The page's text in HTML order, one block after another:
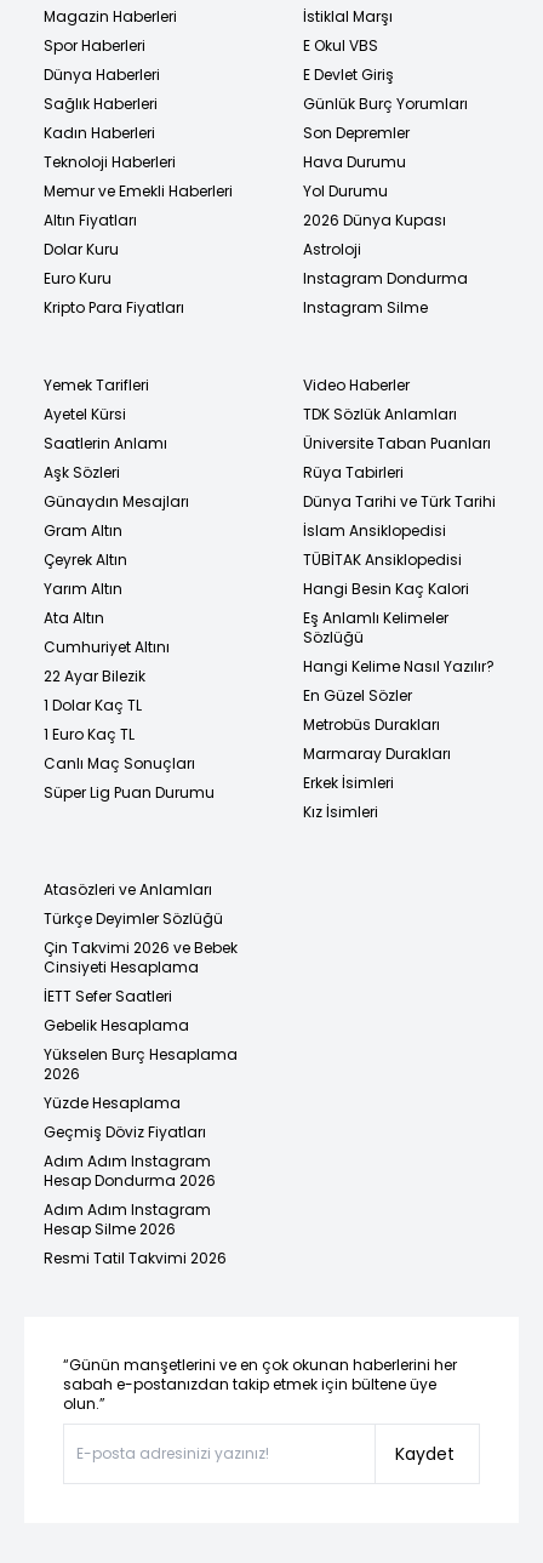
Magazin Haberleri
Spor Haberleri
Dünya Haberleri
Sağlık Haberleri
Kadın Haberleri
Teknoloji Haberleri
Memur ve Emekli Haberleri
Altın Fiyatları
Dolar Kuru
Euro Kuru
Kripto Para Fiyatları
İstiklal Marşı
E Okul VBS
E Devlet Giriş
Günlük Burç Yorumları
Son Depremler
Hava Durumu
Yol Durumu
2026 Dünya Kupası
Astroloji
Instagram Dondurma
Instagram Silme
Yemek Tarifleri
Ayetel Kürsi
Saatlerin Anlamı
Aşk Sözleri
Günaydın Mesajları
Gram Altın
Çeyrek Altın
Yarım Altın
Ata Altın
Cumhuriyet Altını
22 Ayar Bilezik
1 Dolar Kaç TL
1 Euro Kaç TL
Canlı Maç Sonuçları
Süper Lig Puan Durumu
Video Haberler
TDK Sözlük Anlamları
Üniversite Taban Puanları
Rüya Tabirleri
Dünya Tarihi ve Türk Tarihi
İslam Ansiklopedisi
TÜBİTAK Ansiklopedisi
Hangi Besin Kaç Kalori
Eş Anlamlı Kelimeler
Sözlüğü
Hangi Kelime Nasıl Yazılır?
En Güzel Sözler
Metrobüs Durakları
Marmaray Durakları
Erkek İsimleri
Kız İsimleri
Atasözleri ve Anlamları
Türkçe Deyimler Sözlüğü
Çin Takvimi 2026 ve Bebek
Cinsiyeti Hesaplama
İETT Sefer Saatleri
Gebelik Hesaplama
Yükselen Burç Hesaplama
2026
Yüzde Hesaplama
Geçmiş Döviz Fiyatları
Adım Adım Instagram
Hesap Dondurma 2026
Adım Adım Instagram
Hesap Silme 2026
Resmi Tatil Takvimi 2026
“Günün manşetlerini ve en çok okunan haberlerini her
sabah e-postanızdan takip etmek için bültene üye
olun.”
Kaydet